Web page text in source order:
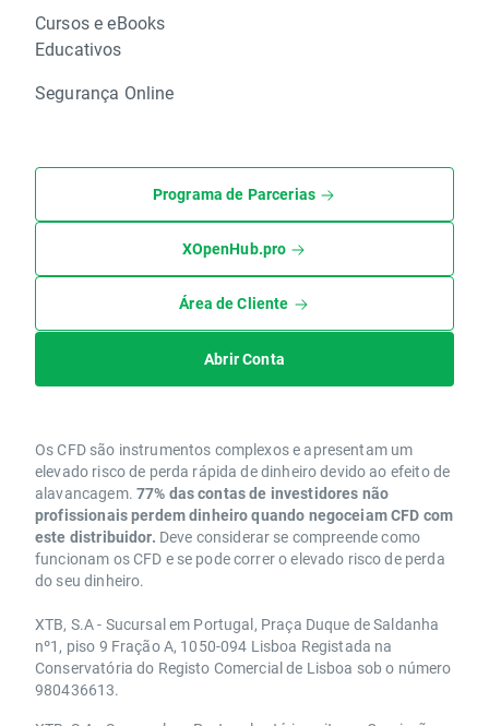
Cursos e eBooks
Educativos
Segurança Online
Programa de Parcerias
XOpenHub.pro
Área de Cliente
Abrir Conta
Os CFD são instrumentos complexos e apresentam um
elevado risco de perda rápida de dinheiro devido ao efeito de
alavancagem. 77% das contas de investidores não
profissionais perdem dinheiro quando negoceiam CFD com
este distribuidor. Deve considerar se compreende como
funcionam os CFD e se pode correr o elevado risco de perda
do seu dinheiro.
XTB, S.A - Sucursal em Portugal, Praça Duque de Saldanha
nº1, piso 9 Fração A, 1050-094 Lisboa Registada na
Conservatória do Registo Comercial de Lisboa sob o número
980436613.